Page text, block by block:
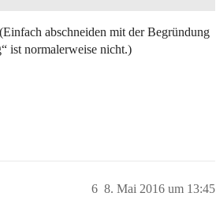
abschneiden mit der Begründung
ist normalerweise nicht.)
8. Mai 2016 um 13:45
6